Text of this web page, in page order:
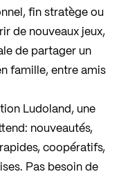
fin stratège ou
de nouveaux jeux,
de partager un
famille, entre amis
Ludoland, une
nouveautés,
coopératifs,
Pas besoin de